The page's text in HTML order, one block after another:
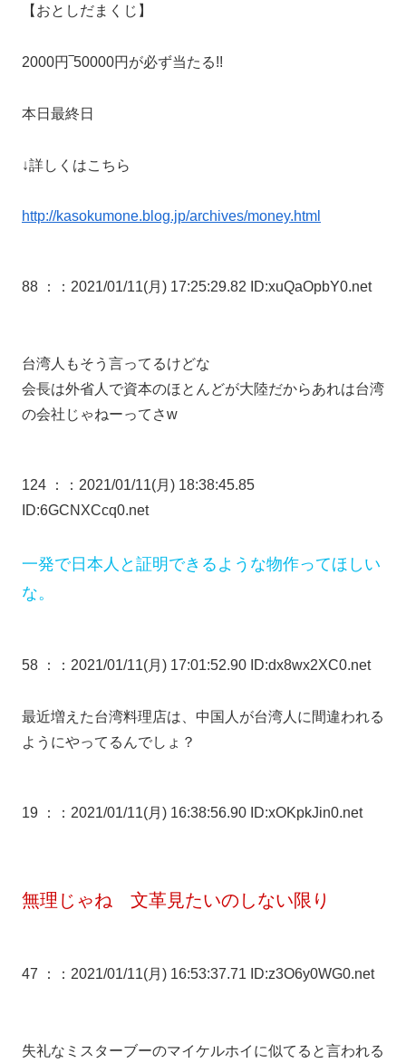
【おとしだまくじ】
2000円‾50000円が必ず当たる!!
本日最終日
↓詳しくはこちら
http://kasokumone.blog.jp/archives/money.html
88 ： ：2021/01/11(月) 17:25:29.82 ID:xuQaOpbY0.net
台湾人もそう言ってるけどな
会長は外省人で資本のほとんどが大陸だからあれは台湾
の会社じゃねーってさw
124 ：
：2021/01/11(月) 18:38:45.85
ID:6GCNXCcq0.net
一発で日本人と証明できるような物作ってほしい
な。
58 ： ：2021/01/11(月) 17:01:52.90 ID:dx8wx2XC0.net
最近増えた台湾料理店は、中国人が台湾人に間違われる
ようにやってるんでしょ？
19 ： ：2021/01/11(月) 16:38:56.90 ID:xOKpkJin0.net
無理じゃね 文革見たいのしない限り
47 ： ：2021/01/11(月) 16:53:37.71 ID:z3O6y0WG0.net
失礼なミスターブーのマイケルホイに似てると言われる